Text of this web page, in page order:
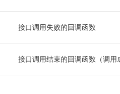
接口调用失败的回调函数
接口调用结束的回调函数（调用